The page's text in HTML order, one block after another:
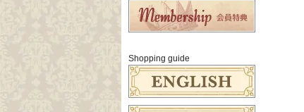
Shopping guide